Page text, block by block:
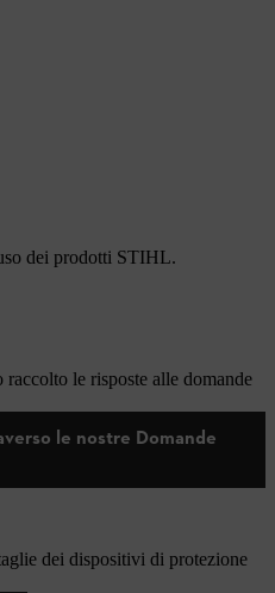
dei prodotti STIHL.
le risposte alle domande
le nostre Domande
dei dispositivi di protezione